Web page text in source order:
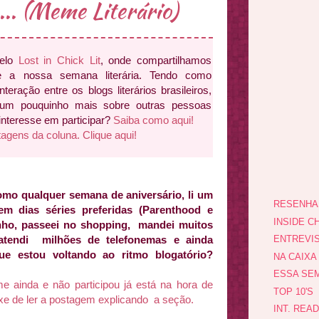
(Meme Literário)
Lost in Chick Lit, onde compartilhamos
a nossa semana literária. Tendo como
entre os blogs literários brasileiros,
pouquinho mais sobre outras pessoas
em participar? Saiba como aqui!
da coluna. Clique aqui!
qualquer semana de aniversário, li um
dias séries preferidas (Parenthood e
passeei no shopping, mandei muitos
milhões de telefonemas e ainda
estou voltando ao ritmo blogatório?
ainda e não participou já está na hora de
de ler a postagem explicando a seção.
INSIDE
NA
ESSA
TOP 10'S
INT.